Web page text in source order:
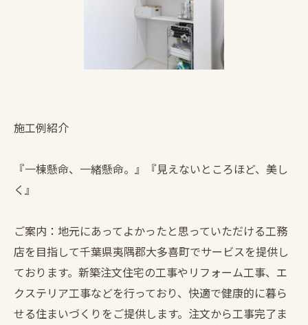
施工例紹介
『一棟懸命、一緒懸命。』『見えないところほど、美し
く』
ご案内：地元にあってよかったと思っていただける工務
店を目指して千葉県夷隅郡大多喜町でサービスを提供し
ております。新築注文住宅の工事やリフォーム工事、エ
クステリア工事などを行っており、快適で健康的に暮ら
せる住まいづくりをご提供します。注文から工事完了ま